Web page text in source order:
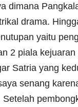
dimana
drama.
yaitu
2 piala
Satria yang
senang